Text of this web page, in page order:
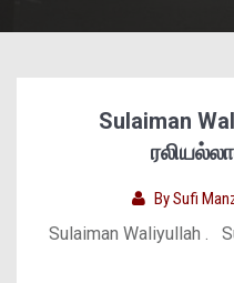
Sulaiman
BySufi
Sulaiman Waliyullah .